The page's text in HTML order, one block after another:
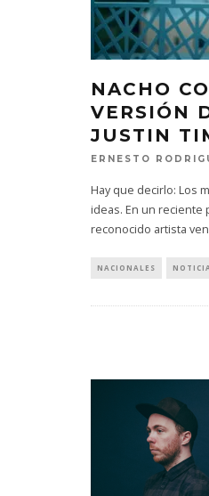
NACHO
VERSIÓN
JUSTIN
ERNESTO
Hay que decirlo: Los
ideas. En un
reconocido artista
NACIONALES